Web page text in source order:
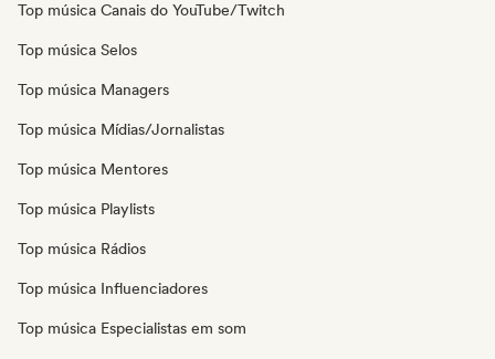
Top música Canais do YouTube/Twitch
Top música Selos
Top música Managers
Top música Mídias/Jornalistas
Top música Mentores
Top música Playlists
Top música Rádios
Top música Influenciadores
Top música Especialistas em som